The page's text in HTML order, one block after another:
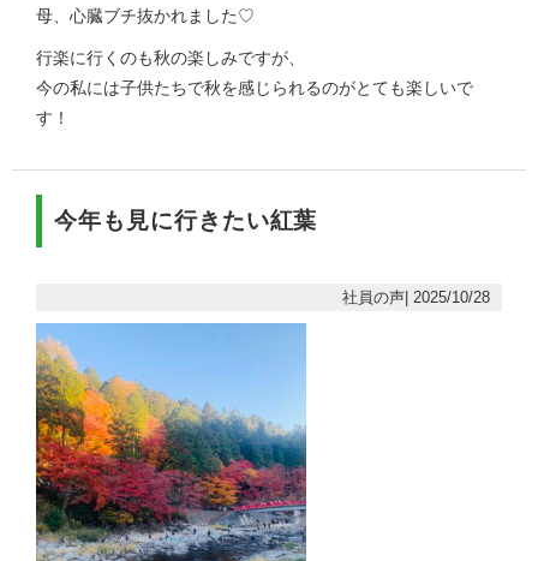
母、心臓ブチ抜かれました♡
行楽に行くのも秋の楽しみですが、
今の私には子供たちで秋を感じられるのがとても楽しいで
す！
今年も見に行きたい紅葉
社員の声| 2025/10/28